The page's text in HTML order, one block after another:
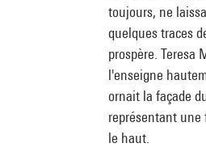
toujours, ne
quelques traces
prospère. Teresa
l'enseigne
ornait la façade
représentant
le haut.